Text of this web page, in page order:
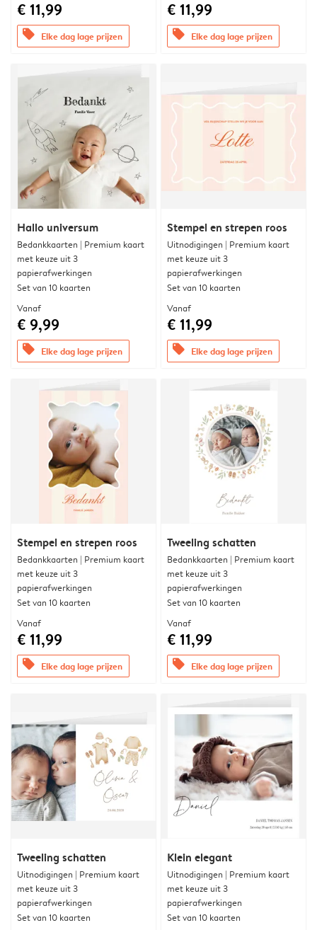
€ 11,99
offers Elke dag lage prijzen
€ 11,99
offers Elke dag lage prijzen
Hallo universum
Bedankkaarten | Premium kaart
met keuze uit 3
papierafwerkingen
Set van 10 kaarten
Vanaf
€ 9,99
offers Elke dag lage prijzen
Stempel en strepen roos
Uitnodigingen | Premium kaart
met keuze uit 3
papierafwerkingen
Set van 10 kaarten
Vanaf
€ 11,99
offers Elke dag lage prijzen
Stempel en strepen roos
Bedankkaarten | Premium kaart
met keuze uit 3
papierafwerkingen
Set van 10 kaarten
Vanaf
€ 11,99
offers Elke dag lage prijzen
Tweeling schatten
Bedankkaarten | Premium kaart
met keuze uit 3
papierafwerkingen
Set van 10 kaarten
Vanaf
€ 11,99
offers Elke dag lage prijzen
Tweeling schatten
Uitnodigingen | Premium kaart
met keuze uit 3
papierafwerkingen
Set van 10 kaarten
Klein elegant
Uitnodigingen | Premium kaart
met keuze uit 3
papierafwerkingen
Set van 10 kaarten